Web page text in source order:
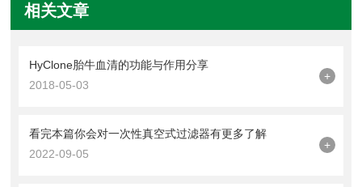
相关文章
HyClone胎牛血清的功能与作用分享
2018-05-03
+
看完本篇你会对一次性真空式过滤器有更多了解
2022-09-05
+